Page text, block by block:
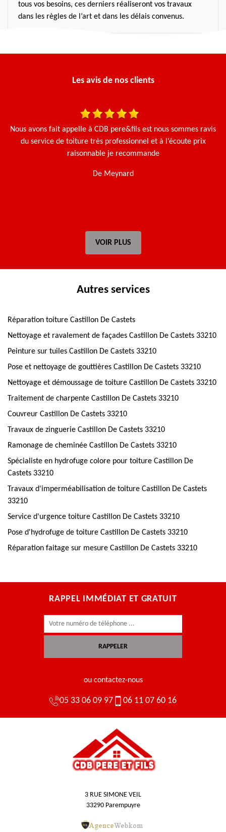
tous vos besoins, ces derniers réaliseront vos travaux
dans les règles de l’art et dans les délais convenus.
Les avis de nos clients
Nous avons fait appelle à CDB pere&fils est nous sommes ravis
du service de toiture très professionnel et à l’écoute prix
raisonnable je recommande
De Meynard
VOIR PLUS
Autres services
Réparation toiture Castillon De Castets
Nettoyage et ravalement de façades Castillon De Castets 33210
Peinture sur tuiles Castillon De Castets 33210
Pose et nettoyage de gouttières Castillon De Castets 33210
Nettoyage et démoussage de toiture Castillon De Castets 33210
Traitement de charpente Castillon De Castets 33210
Couvreur Castillon De Castets 33210
Travaux de zinguerie Castillon De Castets 33210
Ramonage de cheminée Castillon De Castets 33210
Spécialiste en hydrofuge colore pour toiture Castillon De
Castets 33210
Travaux d'imperméabilisation de toiture Castillon De Castets
33210
Service d'urgence toiture Castillon De Castets 33210
Pose d'hydrofuge de toiture Castillon De Castets 33210
Réparation faitage sur mesure Castillon De Castets 33210
RAPPEL IMMÉDIAT ET GRATUIT
ou contactez-nous
05 33 06 09 97 06 11 07 60 16
3 RUE SIMONE VEIL
33290 Parempuyre